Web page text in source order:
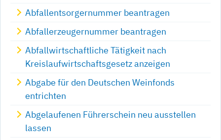
Abfallentsorgernummer beantragen
Abfallerzeugernummer beantragen
Abfallwirtschaftliche Tätigkeit nach
Kreislaufwirtschaftsgesetz anzeigen
Abgabe für den Deutschen Weinfonds
entrichten
Abgelaufenen Führerschein neu ausstellen
lassen